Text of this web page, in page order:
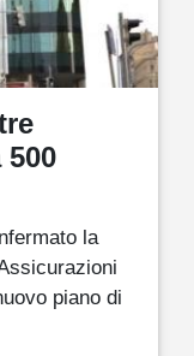
la
piano di